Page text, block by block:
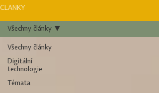
ČLÁNKY
Všechny články
Digitální
technologie
Témata
Všechny články